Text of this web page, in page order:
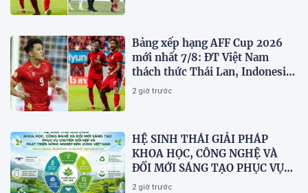
Bảng xếp hạng AFF Cup 2026
mới nhất 7/8: ĐT Việt Nam
thách thức Thái Lan, Indonesia
dừng bước
2 giờ trước
HỆ SINH THÁI GIẢI PHÁP
KHOA HỌC, CÔNG NGHỆ VÀ
ĐỔI MỚI SÁNG TẠO PHỤC VỤ
CHUYỂN ĐỔI KÉP VÀ PHÁT
2 giờ trước